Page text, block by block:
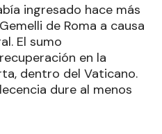
ingresado hace más
de Roma a causa
El sumo
en la
dentro del Vaticano.
dure al menos